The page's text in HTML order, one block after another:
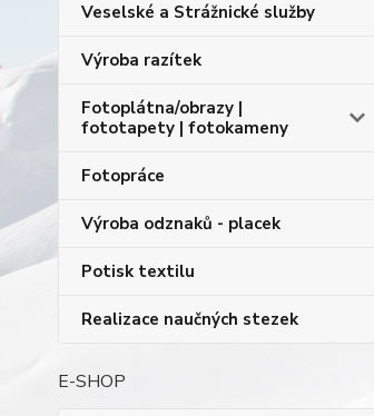
Veselské a Strážnické služby
Výroba razítek
Fotoplátna/obrazy |
fototapety | fotokameny
Fotopráce
Výroba odznaků - placek
Potisk textilu
Realizace naučných stezek
E-SHOP